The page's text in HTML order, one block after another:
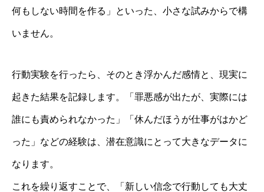
何もしない時間を作る」といった、小さな試みからで構
いません。
行動実験を行ったら、そのとき浮かんだ感情と、現実に
起きた結果を記録します。「罪悪感が出たが、実際には
誰にも責められなかった」「休んだほうが仕事がはかど
った」などの経験は、潜在意識にとって大きなデータに
なります。
これを繰り返すことで、「新しい信念で行動しても大丈